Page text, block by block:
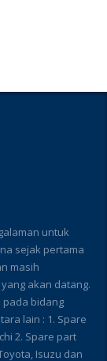
untuk
sejak pertama
masih
akan datang.
pada bidang
lain : 1. Spare
2. Spare part
Isuzu dan